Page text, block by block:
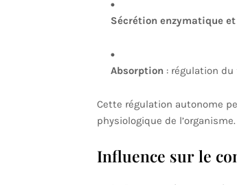
Sécrétion enzymatique
Absorption: régulation du
Cette régulation autonome
physiologique de l’organisme.
Influence sur le